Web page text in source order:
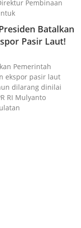
Pembinaan
Batalkan
Pasir Laut!
Pemerintah
ekspor pasir laut
dilarang dinilai
RI Mulyanto